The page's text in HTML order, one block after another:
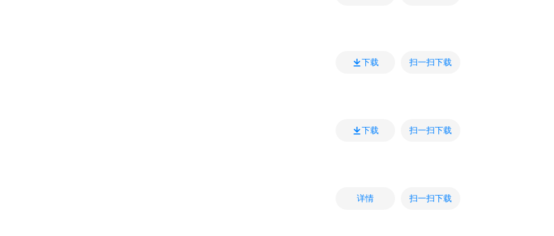
下载 扫一扫下载
下载 扫一扫下载
详情 扫一扫下载